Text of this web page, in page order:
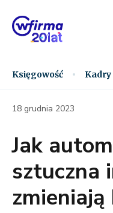
Księgowość Kadry
18 grudnia 2023
Jak
sztuczna